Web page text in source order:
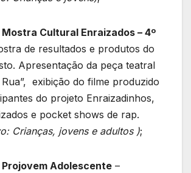
Mostra Cultural Enraizados – 4º
de resultados e produtos do
Apresentação da peça teatral
Rua”, exibição do filme produzido
do projeto Enraizadinhos,
e pocket shows de rap.
Crianças, jovens e adultos );
Projovem Adolescente –